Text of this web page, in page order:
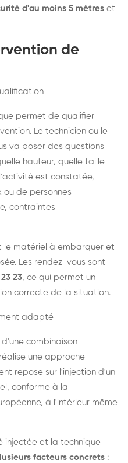
d'au moins 5 mètres et
de
permet de qualifier
Le technicien ou le
va poser des questions
hauteur, quelle taille
est constatée,
de personnes
contraintes
le matériel à embarquer et
Les rendez-vous sont
23, ce qui permet un
correcte de la situation.
adapté
combinaison
une approche
repose sur l'injection d'un
conforme à la
à l'intérieur même
injectée et la technique
facteurs concrets :